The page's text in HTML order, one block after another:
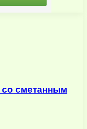
со сметанным